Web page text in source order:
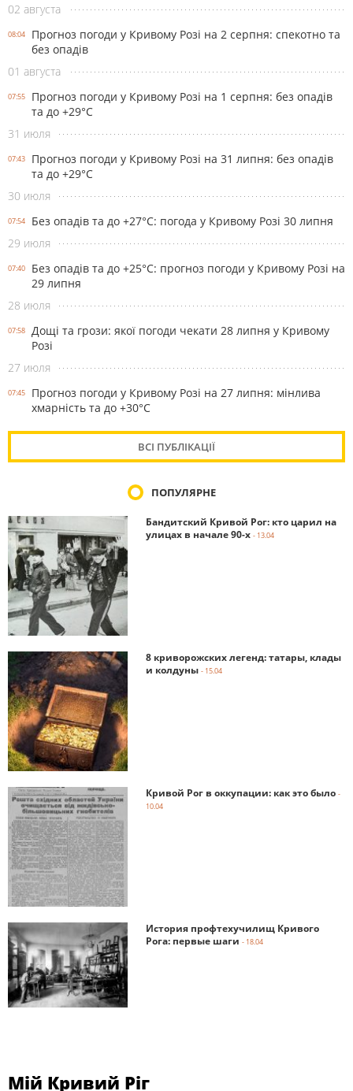
02 августа
08:04
Прогноз погоди у Кривому Розі на 2 серпня: спекотно та
без опадів
01 августа
07:55
Прогноз погоди у Кривому Розі на 1 серпня: без опадів
та до +29°С
31 июля
07:43
Прогноз погоди у Кривому Розі на 31 липня: без опадів
та до +29°С
30 июля
07:54
Без опадів та до +27°С: погода у Кривому Розі 30 липня
29 июля
07:40
Без опадів та до +25°С: прогноз погоди у Кривому Розі на
29 липня
28 июля
07:58
Дощі та грози: якої погоди чекати 28 липня у Кривому
Розі
27 июля
07:45
Прогноз погоди у Кривому Розі на 27 липня: мінлива
хмарність та до +30°С
ВСІ ПУБЛІКАЦІЇ
ПОПУЛЯРНЕ
Бандитский Кривой Рог: кто царил на
улицах в начале 90-х - 13.04
8 криворожских легенд: татары, клады
и колдуны - 15.04
Кривой Рог в оккупации: как это было -
10.04
История профтехучилищ Кривого
Рога: первые шаги - 18.04
Мій Кривий Ріг